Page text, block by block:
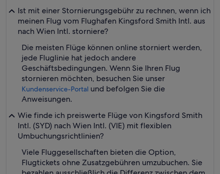
Ist mit einer Stornierungsgebühr zu rechnen, wenn ich
meinen Flug vom Flughafen Kingsford Smith Intl. aus
nach Wien Intl. storniere?
Die meisten Flüge können online storniert werden,
jede Fluglinie hat jedoch andere
Geschäftsbedingungen. Wenn Sie Ihren Flug
stornieren möchten, besuchen Sie unser
Kundenservice-Portal und befolgen Sie die
Anweisungen.
Wie finde ich preiswerte Flüge von Kingsford Smith
Intl. (SYD) nach Wien Intl. (VIE) mit flexiblen
Umbuchungsrichtlinien?
Viele Fluggesellschaften bieten die Option,
Flugtickets ohne Zusatzgebühren umzubuchen. Sie